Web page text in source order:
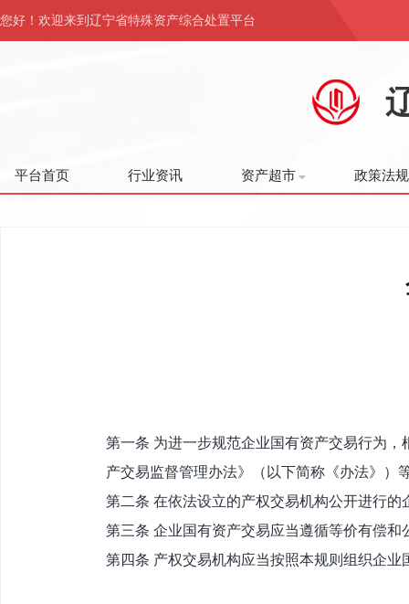
您好！欢迎来到辽宁省特殊资产综合处置平台
平台首页 行业资讯 资产超市 政策法规
第一条 为进一步规范企业国有资产交易行为
产交易监督管理办法》（以下简称《办法》）
第二条 在依法设立的产权交易机构公开进行
第三条 企业国有资产交易应当遵循等价有偿
第四条 产权交易机构应当按照本规则组织企